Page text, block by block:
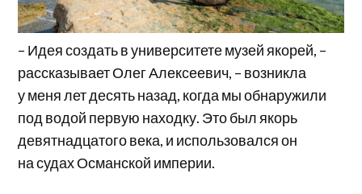
– Идея создать в университете музей якорей, –
рассказывает Олег Алексеевич, – возникла
у меня лет десять назад, когда мы обнаружили
под водой первую находку. Это был якорь
девятнадцатого века, и использовался он
на судах Османской империи.